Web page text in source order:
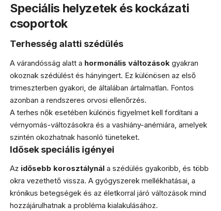
Speciális helyzetek és kockázati
csoportok
Terhesség alatti szédülés
A várandósság alatt a hormonális változások gyakran
okoznak szédülést és hányingert. Ez különösen az első
trimeszterben gyakori, de általában ártalmatlan. Fontos
azonban a rendszeres orvosi ellenőrzés.
A terhes nők esetében különös figyelmet kell fordítani a
vérnyomás-változásokra és a vashiány-anémiára, amelyek
szintén okozhatnak hasonló tüneteket.
Idősek speciális igényei
Az idősebb korosztálynál a szédülés gyakoribb, és több
okra vezethető vissza. A gyógyszerek mellékhatásai, a
krónikus betegségek és az életkorral járó változások mind
hozzájárulhatnak a probléma kialakulásához.